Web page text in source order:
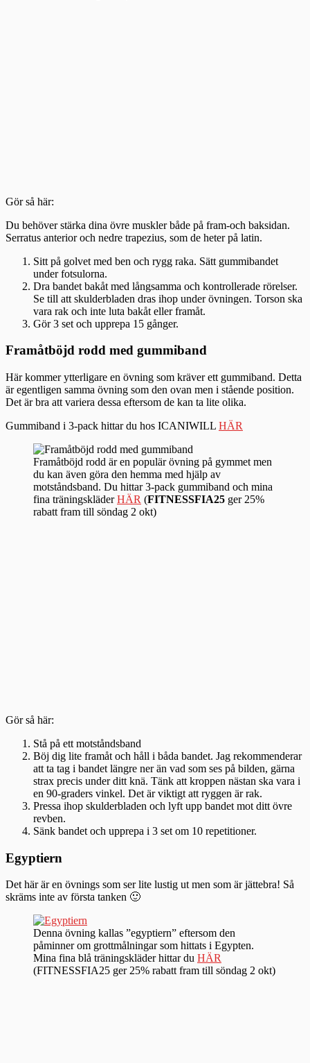
Gör så här:
Du behöver stärka dina övre muskler både på fram-och baksidan.
Serratus anterior och nedre trapezius, som de heter på latin.
Sitt på golvet med ben och rygg raka. Sätt gummibandet
under fotsulorna.
Dra bandet bakåt med långsamma och kontrollerade rörelser.
Se till att skulderbladen dras ihop under övningen. Torson ska
vara rak och inte luta bakåt eller framåt.
Gör 3 set och upprepa 15 gånger.
Framåtböjd rodd med gummiband
Här kommer ytterligare en övning som kräver ett gummiband. Detta
är egentligen samma övning som den ovan men i stående position.
Det är bra att variera dessa eftersom de kan ta lite olika.
Gummiband i 3-pack hittar du hos ICANIWILL HÄR
Framåtböjd rodd är en populär övning på gymmet men
du kan även göra den hemma med hjälp av
motståndsband. Du hittar 3-pack gummiband och mina
fina träningskläderHÄR (FITNESSFIA25 ger 25%
rabatt fram till söndag 2 okt)
Gör så här:
Stå på ett motståndsband
Böj dig lite framåt och håll i båda bandet. Jag rekommenderar
att ta tag i bandet längre ner än vad som ses på bilden, gärna
strax precis under ditt knä. Tänk att kroppen nästan ska vara i
en 90-graders vinkel. Det är viktigt att ryggen är rak.
Pressa ihop skulderbladen och lyft upp bandet mot ditt övre
revben.
Sänk bandet och upprepa i 3 set om 10 repetitioner.
Egyptiern
Det här är en övnings som ser lite lustig ut men som är jättebra! Så
skräms inte av första tanken 🙂
Denna övning kallas ”egyptiern” eftersom den
påminner om grottmålningar som hittats i Egypten.
Mina fina blå träningskläder hittar du HÄR
(FITNESSFIA25 ger 25% rabatt fram till söndag 2 okt)